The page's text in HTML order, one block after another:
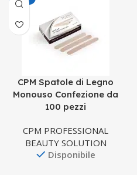
-10%
CPM Spatole di Legno
Monouso Confezione da
100 pezzi
CPM PROFESSIONAL
BEAUTY SOLUTION
Disponibile